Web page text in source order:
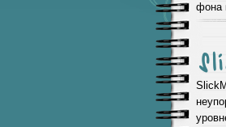
фона